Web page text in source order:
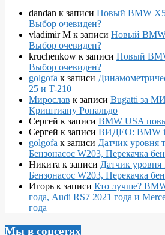
dandan к записи Новый BMW
Выбор очевиден?
vladimir M к записи Новый
Выбор очевиден?
kruchenkow к записи Новый
Выбор очевиден?
golgofa к записи
25 и T-210
Мирослав к записи Bugatti за
Криштиану Рональдо
Сергей к записи BMW USA
Сергей к записи ВИДЕО: BMW
golgofa к записи Датчик уровня
Бензонасос W203, Перекачка
Никита к записи Датчик уровня
Бензонасос W203, Перекачка
Игорь к записи Кто лучше?
года, Audi RS7 2021 года и
года
Мы в соцсетях